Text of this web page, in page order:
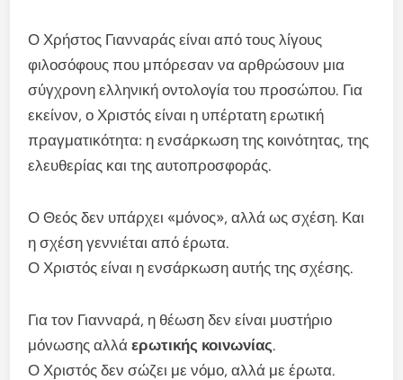
Ο Χρήστος Γιανναράς είναι από τους λίγους
φιλοσόφους που μπόρεσαν να αρθρώσουν μια
σύγχρονη ελληνική οντολογία του προσώπου. Για
εκείνον, ο Χριστός είναι η υπέρτατη ερωτική
πραγματικότητα: η ενσάρκωση της κοινότητας, της
ελευθερίας και της αυτοπροσφοράς.
Ο Θεός δεν υπάρχει «μόνος», αλλά ως σχέση. Και
η σχέση γεννιέται από έρωτα.
Ο Χριστός είναι η ενσάρκωση αυτής της σχέσης.
Για τον Γιανναρά, η θέωση δεν είναι μυστήριο
μόνωσης αλλάερωτικής κοινωνίας.
Ο Χριστός δεν σώζει με νόμο, αλλά με έρωτα.